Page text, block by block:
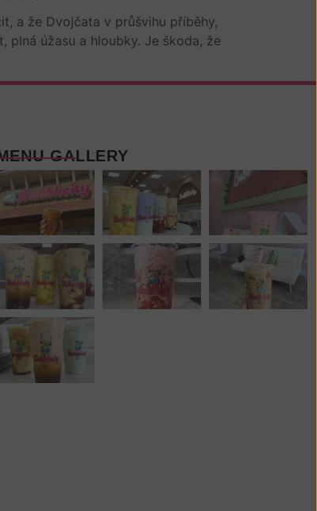
a že Dvojčata v průšvihu příběhy,
plná úžasu a hloubky. Je škoda, že
GALLERY